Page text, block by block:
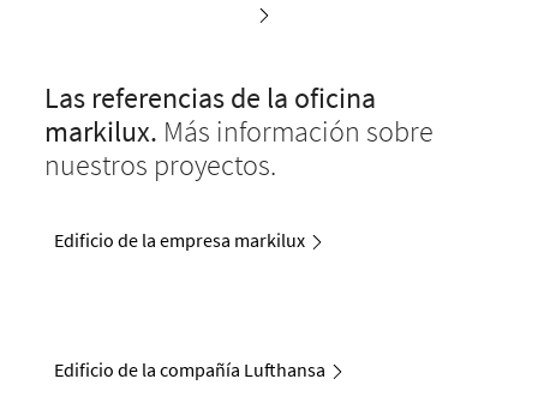
Las referencias de la oficina
markilux. Más información sobre
nuestros proyectos.
Edificio de la empresa markilux
Edificio de la compañía Lufthansa